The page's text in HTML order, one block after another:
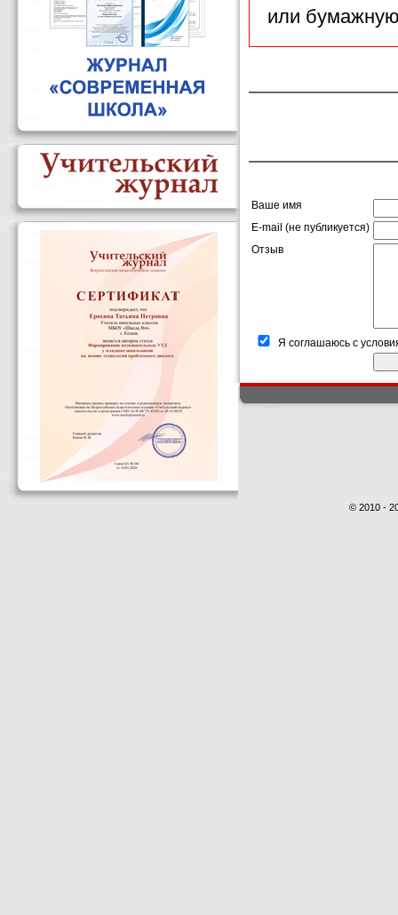
или
Ваше имя
E-mail (не публикуется)
Отзыв
Я соглашаюсь с
© 2010 -